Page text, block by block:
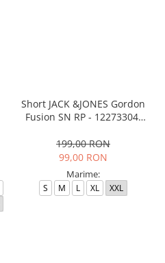
Short JACK &JONES Gordon
Fusion SN RP - 12273304-
199,00 RON
99,00 RON
Marime:
S M L XL XXL